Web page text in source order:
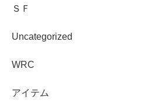
ＳＦ
Uncategorized
WRC
アイテム